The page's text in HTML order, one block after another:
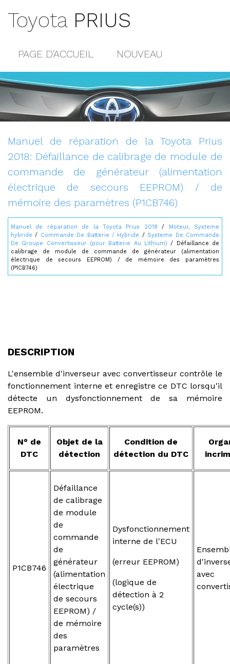
Toyota PRIUS
PAGE D'ACCUEIL NOUVEAU
POPULAIRE
CONTACTS
Manuel de réparation de la Toyota Prius
2018: Défaillance de calibrage de module de
commande de générateur (alimentation
électrique de secours EEPROM) / de
mémoire des paramètres (P1CB746)
Manuel de réparation de la Toyota Prius 2018 /
Moteur, Systeme
hybride / Commande De Batterie / Hybride / Systeme De Commande
De Groupe Convertisseur (pour Batterie Au Lithium) / Défaillance de
calibrage de module de commande de générateur (alimentation
électrique de secours EEPROM) / de mémoire des paramètres
(P1CB746)
DESCRIPTION
L'ensemble d'inverseur avec convertisseur contrôle le
fonctionnement interne et enregistre ce DTC lorsqu'il
détecte un dysfonctionnement de sa mémoire
EEPROM.
N° de
DTC
Objet de la
détection
Condition de
détection du DTC
P1CB746
Défaillance
de calibrage
de module
de
commande
de
générateur
(alimentation
électrique
de secours
EEPROM) /
de mémoire
des
paramètres
Dysfonctionnement
interne de l'ECU
(erreur EEPROM)
(logique de
détection à 2
cycle(s))
avec